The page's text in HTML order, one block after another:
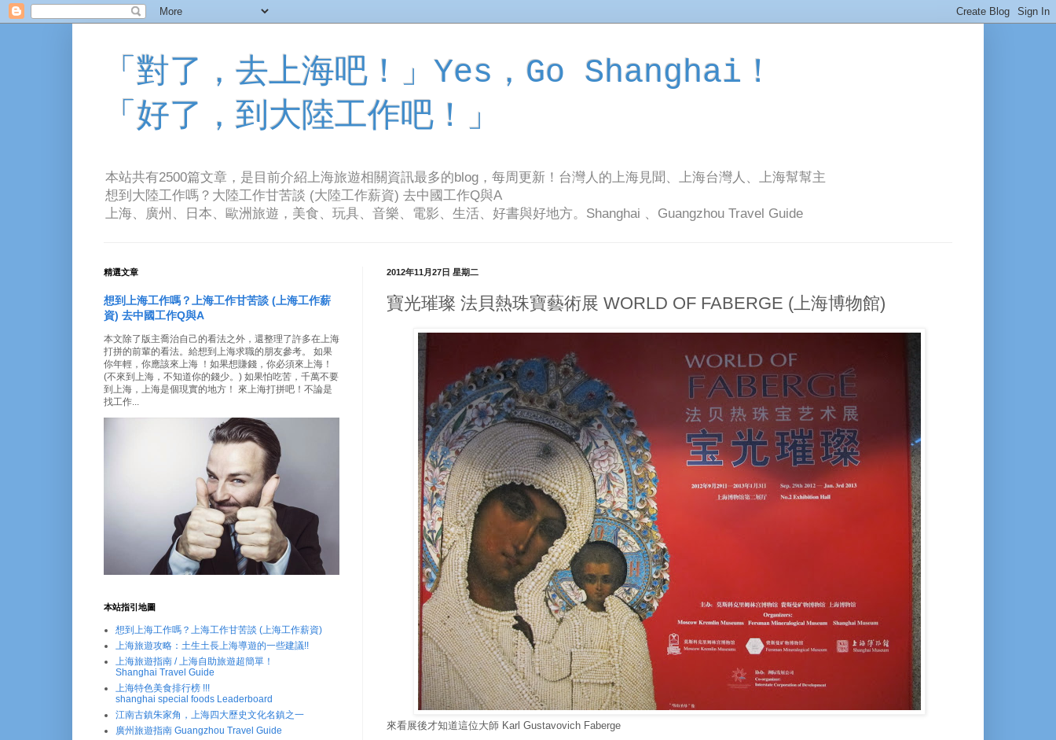
「對了，去上海吧！」Yes，Go Shanghai！
「好了，到大陸工作吧！」
本站共有2500篇文章，是目前介紹上海旅遊相關資訊最多的blog，每周更新！台灣人的上海見聞、上海台灣人、上海幫幫主
想到大陸工作嗎？大陸工作甘苦談 (大陸工作薪資) 去中國工作Q與A
上海、廣州、日本、歐洲旅遊，美食、玩具、音樂、電影、生活、好書與好地方。Shanghai 、Guangzhou Travel Guide
2012年11月27日 星期二
寶光璀璨 法貝熱珠寶藝術展 WORLD OF FABERGE (上海博物館)
來看展後才知道這位大師 Karl Gustavovich Faberge
精選文章
想到上海工作嗎？上海工作甘苦談 (上海工作薪
資) 去中國工作Q與A
本文除了版主喬治自己的看法之外，還整理了許多在上海
打拼的前輩的看法。給想到上海求職的朋友參考。 如果
你年輕，你應該來上海 ！如果想賺錢，你必須來上海！
(不來到上海，不知道你的錢少。) 如果怕吃苦，千萬不要
到上海，上海是個現實的地方！ 來上海打拼吧！不論是
找工作...
本站指引地圖
想到上海工作嗎？上海工作甘苦談 (上海工作薪資)
上海旅遊攻略：土生土長上海導遊的一些建議!!
上海旅遊指南 / 上海自助旅遊超簡單！
Shanghai Travel Guide
上海特色美食排行榜 !!!
shanghai special foods Leaderboard
江南古鎮朱家角，上海四大歷史文化名鎮之一
廣州旅遊指南 Guangzhou Travel Guide